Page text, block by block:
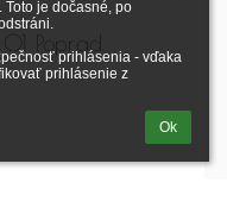
je dočasné, po
prihlásenia - vďaka
prihlásenie z
Ok
Poprad